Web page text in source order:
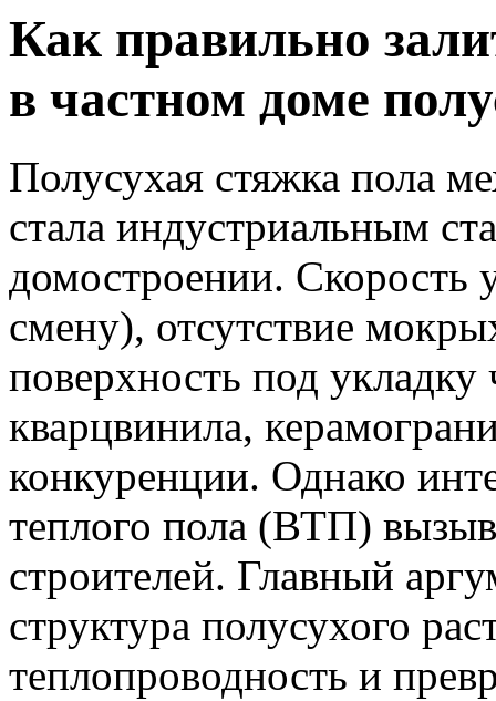
Как правильно
в частном доме
Полусухая стяжка пола
стала индустриальным
домостроении. Скорость
смену), отсутствие
поверхность под
кварцвинила,
конкуренции. Однако
теплого пола (ВТП)
строителей. Главный
структура полусухого
теплопроводность и